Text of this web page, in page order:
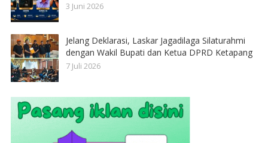
3 Juni 2026
Jelang Deklarasi, Laskar Jagadilaga Silaturahmi
dengan Wakil Bupati dan Ketua DPRD Ketapang
7 Juli 2026